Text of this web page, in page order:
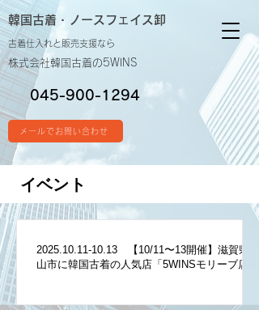
韓国古着・ ノースフェイス卸
古着仕入れと販売支援なら
株式会社韓国古着の5WINS
045-900-1294
メールでお問い合わせ
イベント
2025.10.11-10.13 【10/11〜13開催】滋賀県守
山市に韓国古着の人気店「5WINSモリーブ店」